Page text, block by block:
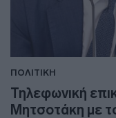
ΠΟΛΙΤΙΚΗ
Τηλεφωνική
Μητσοτάκη με